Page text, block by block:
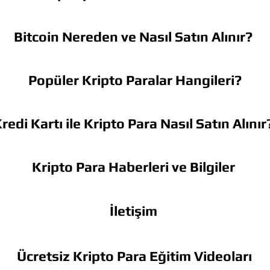
Bitcoin Nereden ve Nasıl Satın Alınır?
Popüler Kripto Paralar Hangileri?
Kartı ile Kripto Para Nasıl Satın
Kripto Para Haberleri ve Bilgiler
İletişim
Ücretsiz Kripto Para Eğitim Videoları